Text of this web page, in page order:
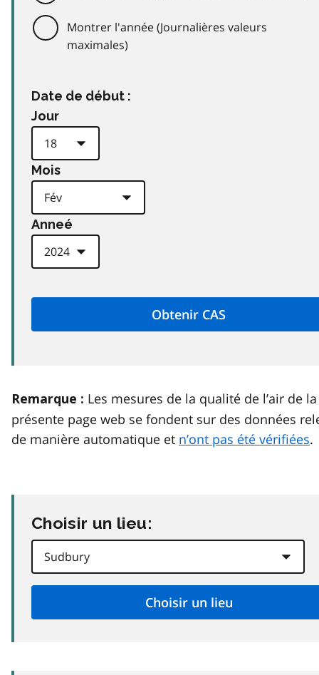
Montrer l'année (Journalières valeurs
maximales)
Date de début :
Jour
Mois
Anneé
Remarque : Les mesures de la qualité de l’air de la
présente page web se fondent sur des données
de manière automatique et n’ont pas été vérifiées.
Choisir un lieu: